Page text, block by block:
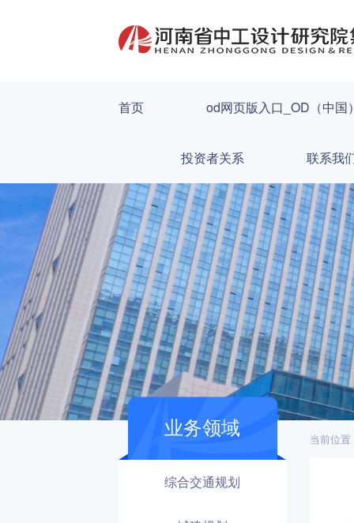
首页 od网页版入口_OD（中国
投资者关系 联系我
业务领域
综合交通规划
当前位